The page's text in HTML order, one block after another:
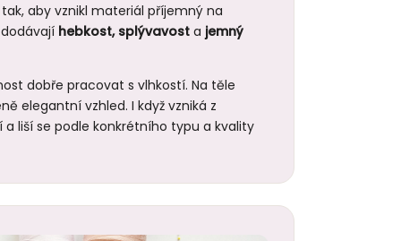
aby vznikl materiál příjemný na
hebkost, splývavost a jemný
dobře pracovat s vlhkostí. Na těle
elegantní vzhled. I když vzniká z
liší se podle konkrétního typu a kvality